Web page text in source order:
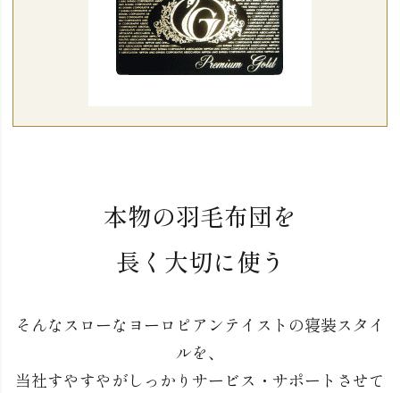
本物の羽毛布団を
長く大切に使う
そんなスローなヨーロピアンテイストの寝装スタイ
ルを、
当社すやすやがしっかりサービス・サポートさせて